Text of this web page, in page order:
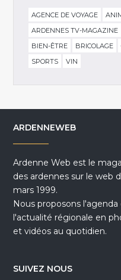
AGENCE DE VOYAGE
ARDENNES TV-MAGAZINE
BIEN-ÊTRE
BRICOLAGE
SPORTS
VIN
ARDENNEWEB
Ardenne Web est le
des ardennes sur le web
mars 1999.
Nous proposons l'agenda
l'actualité régionale en
et vidéos au quotidien.
SUIVEZ NOUS